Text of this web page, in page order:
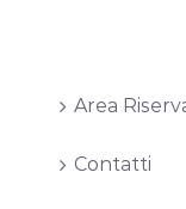
Area
Contatti